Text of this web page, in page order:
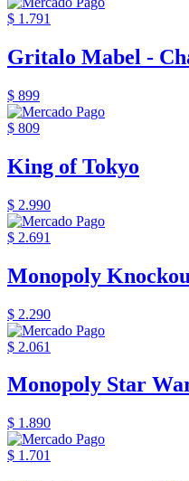
$ 1.791
Gritalo Mabel -
$ 899
$ 809
King of Tokyo
$ 2.990
$ 2.691
Monopoly
$ 2.290
$ 2.061
Monopoly Star
$ 1.890
$ 1.701